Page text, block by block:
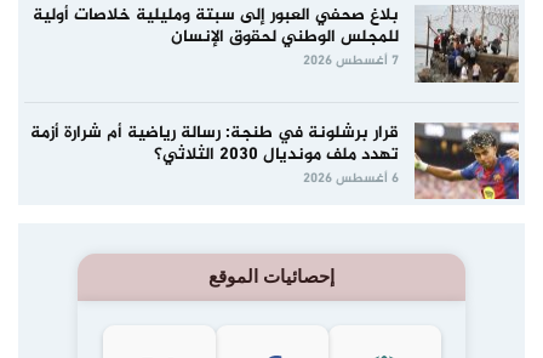
بلاغ صحفي العبور إلى سبتة ومليلية خلاصات أولية
للمجلس الوطني لحقوق الإنسان
7 أغسطس 2026
قرار برشلونة في طنجة: رسالة رياضية أم شرارة أزمة
تهدد ملف مونديال 2030 الثلاثي؟
6 أغسطس 2026
إحصائيات الموقع